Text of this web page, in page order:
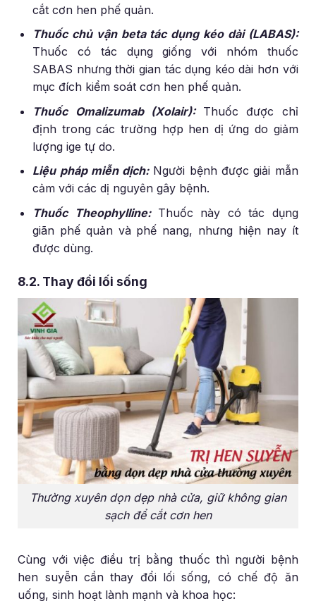
cắt cơn hen phế quản.
Thuốc chủ vận beta tác dụng kéo dài (LABAS):
Thuốc có tác dụng giống với nhóm thuốc
SABAS nhưng thời gian tác dụng kéo dài hơn với
mục đích kiểm soát cơn hen phế quản.
Thuốc Omalizumab (Xolair):
Thuốc được chỉ
định trong các trường hợp hen dị ứng do giảm
lượng ige tự do.
Liệu pháp miễn dịch: Người bệnh được giải mẫn
cảm với các dị nguyên gây bệnh.
Thuốc Theophylline: Thuốc này có tác dụng
giãn phế quản và phế nang, nhưng hiện nay ít
được dùng.
8.2. Thay đổi lối sống
Thường xuyên dọn dẹp nhà cửa, giữ không gian
sạch để cắt cơn hen
Cùng với việc điều trị bằng thuốc thì người bệnh
hen suyễn cần thay đổi lối sống, có chế độ ăn
uống, sinh hoạt lành mạnh và khoa học: